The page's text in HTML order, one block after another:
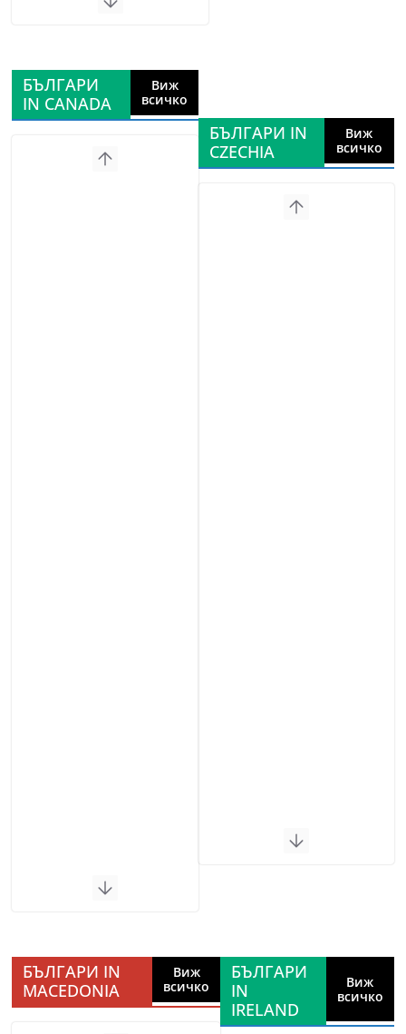
БЪЛГАРИ
IN CANADA
Виж
всичко
БЪЛГАРИ IN
CZECHIA
Виж
всичко
БЪЛГАРИ IN
MACEDONIA
Виж
всичко
БЪЛГАРИ
IN
IRELAND
Виж
всичко